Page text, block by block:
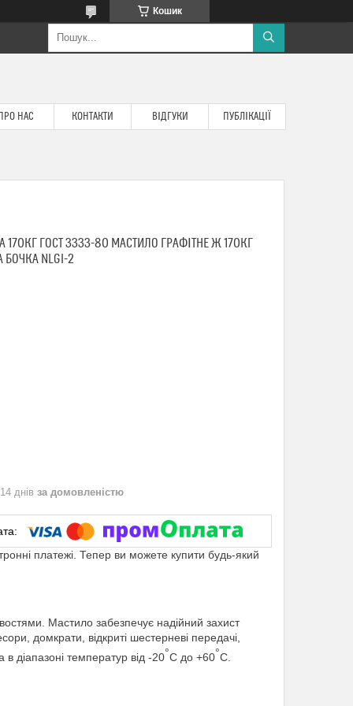
Кошик
ПРО НАС КОНТАКТИ ВІДГУКИ ПУБЛІКАЦІЇ
ГОСТ 3333-80 МАСТИЛО ГРАФІТНЕ Ж 170КГ
NLGI-2
днів за домовленістю
платежі. Тепер ви можете купити будь-який
Мастило забезпечує надійний захист
домкрати, відкриті шестерневі передачі,
в діапазоні температур від -20°С до +60°С.